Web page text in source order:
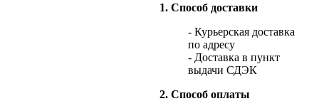
1. Способ доставки
- Курьерская доставка
по адресу
- Доставка в пункт
выдачи СДЭК
2. Способ оплаты